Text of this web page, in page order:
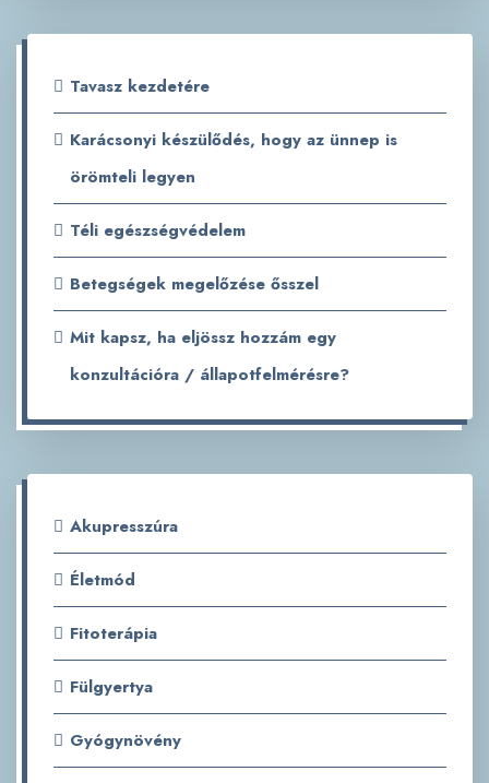
Tavasz kezdetére
Karácsonyi készülődés, hogy az ünnep is
örömteli legyen
Téli egészségvédelem
Betegségek megelőzése ősszel
Mit kapsz, ha eljössz hozzám egy
konzultációra / állapotfelmérésre?
Akupresszúra
Életmód
Fitoterápia
Fülgyertya
Gyógynövény